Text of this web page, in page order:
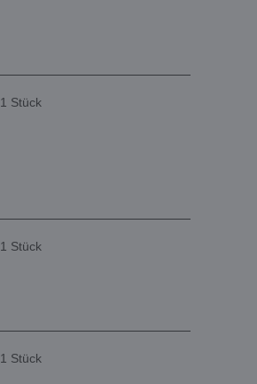
1 Stück
1 Stück
1 Stück